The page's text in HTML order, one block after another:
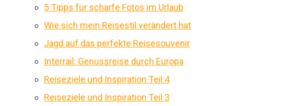
5 Tipps für scharfe Fotos im Urlaub
Wie sich mein Reisestil verändert hat
Jagd auf das perfekte Reisesouvenir
Interrail: Genussreise durch Europa
Reiseziele und Inspiration Teil 4
Reiseziele und Inspiration Teil 3